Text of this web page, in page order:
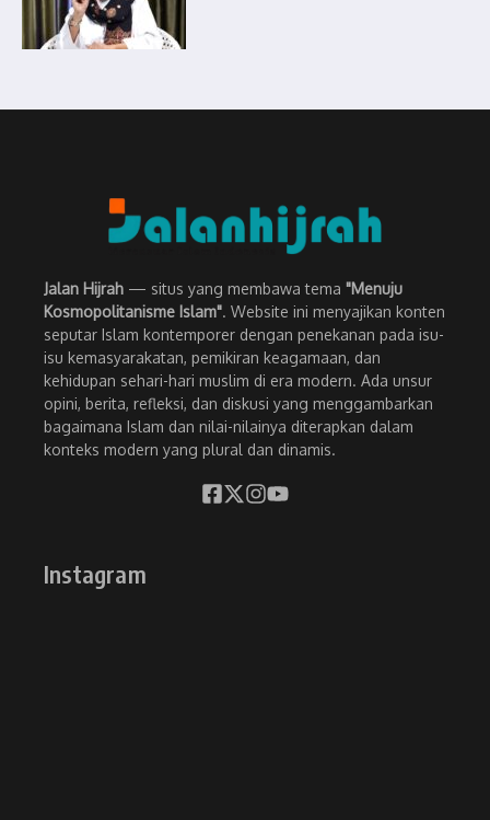
Jalan Hijrah — situs yang membawa tema "Menuju
Kosmopolitanisme Islam". Website ini menyajikan konten
seputar Islam kontemporer dengan penekanan pada isu-
isu kemasyarakatan, pemikiran keagamaan, dan
kehidupan sehari-hari muslim di era modern. Ada unsur
opini, berita, refleksi, dan diskusi yang menggambarkan
bagaimana Islam dan nilai-nilainya diterapkan dalam
konteks modern yang plural dan dinamis.
Instagram